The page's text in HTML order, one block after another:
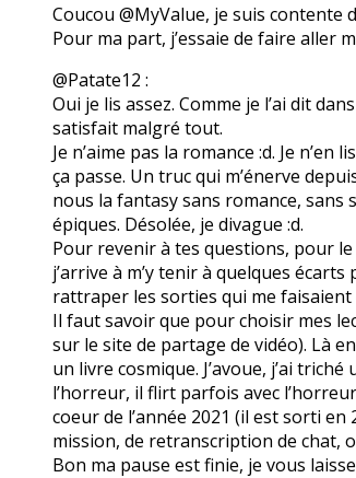
Coucou @MyValue, je suis contente
Pour ma part, j’essaie de faire aller
@Patate12 :
Oui je lis assez. Comme je l’ai dit
satisfait malgré tout.
Je n’aime pas la romance :d. Je
ça passe. Un truc qui m’énerve
nous la fantasy sans romance, sans
épiques. Désolée, je divague :d.
Pour revenir à tes questions, pour le
j’arrive à m’y tenir à quelques
rattraper les sorties qui me
Il faut savoir que pour choisir mes
sur le site de partage de vidéo). Là
un livre cosmique. J’avoue, j’ai
l’horreur, il flirt parfois avec
coeur de l’année 2021 (il est sorti
mission, de retranscription de chat,
Bon ma pause est finie, je vous